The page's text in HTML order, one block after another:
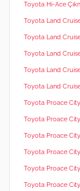
Toyota Hi-Ace
Toyota Land
Toyota Land
Toyota Land
Toyota Land
Toyota Land
Toyota Proace
Toyota Proace
Toyota Proace
Toyota Proace
Toyota Proace
Toyota Proace